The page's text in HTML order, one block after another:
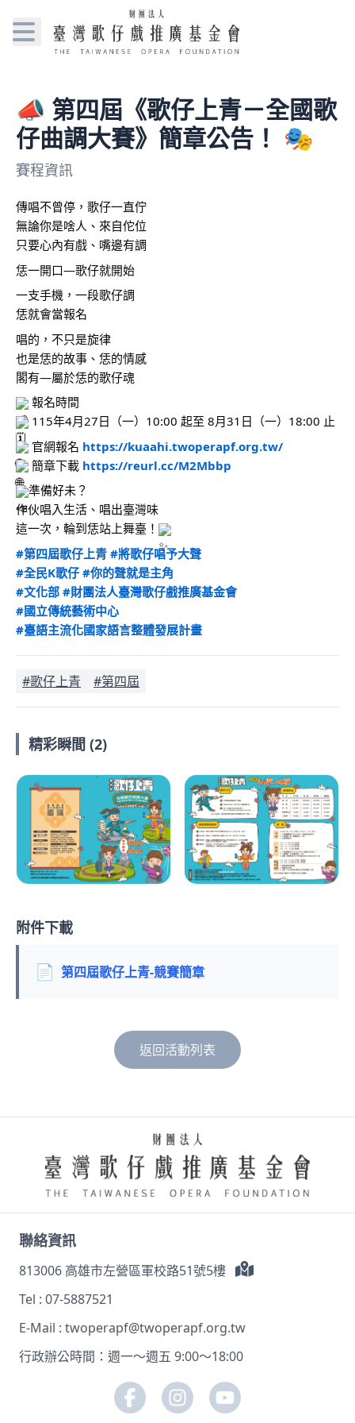
📣 第四屆《歌仔上青－全國歌
仔曲調大賽》簡章公告！ 🎭
賽程資訊
傳唱不曾停，歌仔一直佇
無論你是啥人、來自佗位
只要心內有戲、嘴邊有調
恁一開口—歌仔就開始
一支手機，一段歌仔調
恁就會當報名
唱的，不只是旋律
也是恁的故事、恁的情感
閣有—屬於恁的歌仔魂
報名時間
115年4月27日（一）10:00 起至 8月31日（一）18:00 止
官網報名 https://kuaahi.twoperapf.org.tw/
簡章下載 https://reurl.cc/M2Mbbp
準備好未？
作伙唱入生活、唱出臺灣味
這一次，輪到恁站上舞臺！
#第四屆歌仔上青 #將歌仔唱予大聲
#全民K歌仔 #你的聲就是主角
#文化部 #財團法人臺灣歌仔戲推廣基金會
#國立傳統藝術中心
#臺語主流化國家語言整體發展計畫
#歌仔上青 #第四屆
精彩瞬間 (2)
附件下載
📄 第四屆歌仔上青-競賽簡章
返回活動列表
聯絡資訊
813006 高雄市左營區軍校路51號5樓
Tel : 07-5887521
E-Mail : twoperapf@twoperapf.org.tw
行政辦公時間：週一～週五 9:00～18:00